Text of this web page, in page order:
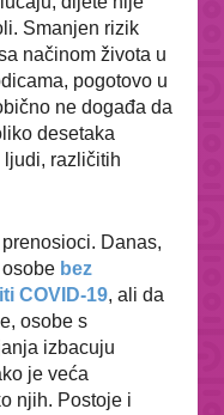
Smanjen rizik
načinom života u
pogotovo u
ne događa da
desetaka
ljudi, različitih
Danas,
bez
COVID-19, ali da
osobe s
izbacuju
je veća
njih. Postoje i